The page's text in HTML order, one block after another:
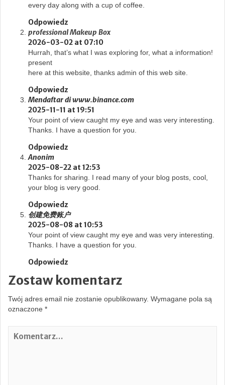
every day along with a cup of coffee.
Odpowiedz
professional Makeup Box
2026-03-02 at 07:10
Hurrah, that’s what I was exploring for, what a information!
present
here at this website, thanks admin of this web site.
Odpowiedz
Mendaftar di www.binance.com
2025-11-11 at 19:51
Your point of view caught my eye and was very interesting.
Thanks. I have a question for you.
Odpowiedz
Anonim
2025-08-22 at 12:53
Thanks for sharing. I read many of your blog posts, cool,
your blog is very good.
Odpowiedz
创建免费账户
2025-08-08 at 10:53
Your point of view caught my eye and was very interesting.
Thanks. I have a question for you.
Odpowiedz
Zostaw komentarz
Twój adres email nie zostanie opublikowany. Wymagane pola są
oznaczone *
K